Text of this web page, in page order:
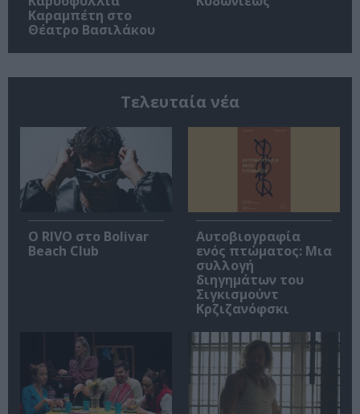
Καραμπέτη στο
Θέατρο Βασιλάκου
Τελευταία νέα
Ο RIVO στο Bolivar
Beach Club
Αυτοβιογραφία
ενός πτώματος: Μια
συλλογή
διηγημάτων του
Σιγκισμούντ
Κρζιζανόφσκι